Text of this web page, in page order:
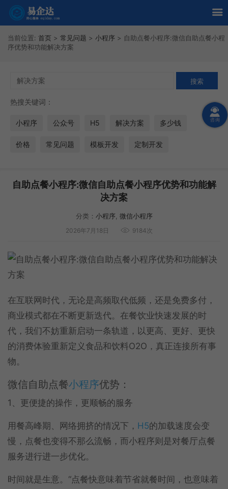
当前位置: 首页 > 常见问题 > 小程序 > 自助点餐小程序:微信自助点餐小程
序优势和功能解决方案
热搜关键词：
小程序 公众号 H5 解决方案 多少钱
价格 常见问题 模板开发 定制开发
自助点餐小程序:微信自助点餐小程序优势和功能解
决方案
分类： 小程序 微信小程序
2026年7月18日 9184次
在互联网时代，无论是高频取代低频，还是免费多付，
商业模式都在不断更新迭代。在餐饮业快速发展的时
代，我们不妨重新启动一条轨道，以更高、更好、更快
的消费体验重新定义食品和饮料O2O，真正连接所有事
物。
微信自助点餐小程序优势：
1、更便捷的操作，更顺畅的服务
用餐高峰期、网络拥挤的情况下， H5的加载速度会变
慢，点餐也变得不那么流畅，而小程序则是对餐厅点餐
服务进行进一步优化。
时间就是生意。“点餐快意味着节省就餐时间，也意味着